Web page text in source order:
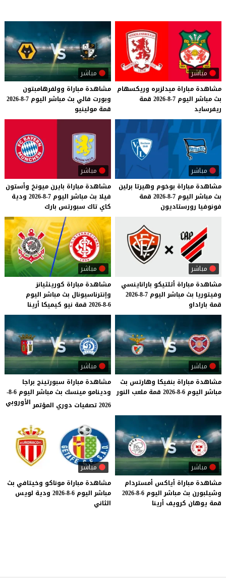
مباشر
مشاهدة مباراة ميدلزبره وريكسهام
بث مباشر اليوم 7-8-2026
قمة
ريفرسايد
مباشر
مشاهدة مباراة وولفرهامبتون
وبورت فالي بث مباشر اليوم 7-8-2026
قمة مولينيو
مباشر
مشاهدة مباراة بوخوم وهيرتا برلين
بث مباشر اليوم 7-8-2026
قمة
فونوفيا رورستاديون
مباشر
مشاهدة مباراة بايرن ميونخ وأستون
فيلا بث مباشر اليوم 7-8-2026
ودية
كاي تاك سبورتس بارك
مباشر
مشاهدة مباراة أتلتيكو باراناينسي
وفيتوريا بث مباشر اليوم 7-8-2026
قمة باراداو
مباشر
مشاهدة مباراة كورينثيانز
وإنترناسيونال بث مباشر اليوم
6-8-2026
قمة نيو كيميكا أرينا
مباشر
مشاهدة مباراة بنفيكا وهارتس بث
مباشر اليوم 6-8-2026 قمة ملعب النور
مباشر
مشاهدة مباراة سبورتينج براجا
ودينامو مينسك بث مباشر اليوم 6-8-
2026 تصفيات دوري المؤتمر
الأوروبي
مباشر
مشاهدة مباراة أياكس أمستردام
وشيلبورن بث مباشر اليوم 6-8-2026
قمة يوهان كرويف أرينا
مباشر
مشاهدة مباراة موناكو وخيتافي بث
مباشر اليوم 6-8-2026 ودية لويس
الثاني